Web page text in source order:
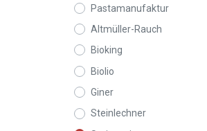
Pastamanufaktur
Altmüller-Rauch
Bioking
Biolio
Giner
Steinlechner